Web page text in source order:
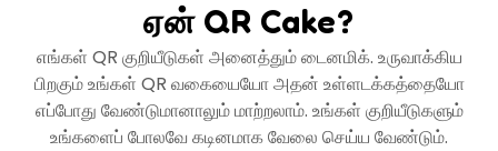
ஏன் QR Cake?
எங்கள் QR குறியீடுகள் அனைத்தும் டைனமிக். உருவாக்கிய
பிறகும் உங்கள் QR வகையையோ அதன் உள்ளடக்கத்தையோ
எப்போது வேண்டுமானாலும் மாற்றலாம். உங்கள் குறியீடுகளும்
உங்களைப் போலவே கடினமாக வேலை செய்ய வேண்டும்.